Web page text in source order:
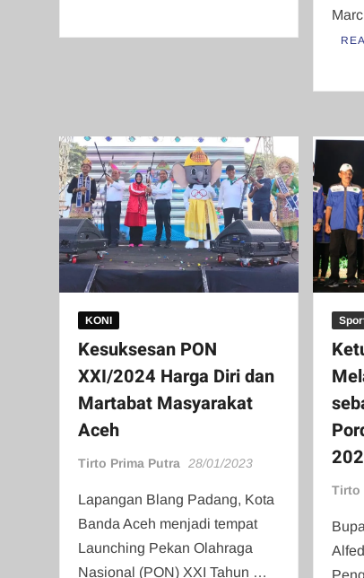
KONI
Kesuksesan PON
XXI/2024 Harga Diri dan
Martabat Masyarakat
Aceh
Tirto Prima Putra 28/01/2023
Lapangan Blang Padang, Kota
Banda Aceh menjadi tempat
Launching Pekan Olahraga
Nasional (PON) XXI Tahun …
Tirto